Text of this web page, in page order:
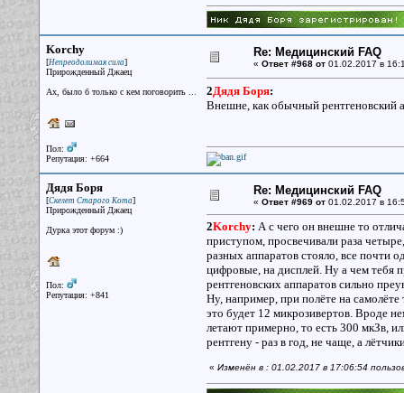
Korchy
[Непреодолимая сила]
Прирожденный Джаец
Ах, было б только с кем поговорить ...
Пол:
Репутация: +664
Re: Медицинский FAQ
« Ответ #968 от01.02.2017 в
2Дядя Боря:
Внешне, как обычный рентгеновский
Дядя Боря
[Скелет Старого Кота]
Прирожденный Джаец
Дурка этот форум :)
Пол:
Репутация: +841
Re: Медицинский FAQ
« Ответ #969 от01.02.2017 в
2Korchy: А с чего он внешне то
приступом, просвечивали раза
разных аппаратов стояло, все почти
цифровые, на дисплей. Ну а чем тебя
рентгеновских аппаратов сильно
Ну, например, при полёте на
это будет 12 микрозивертов. Вроде
летают примерно, то есть 300 мкЗв,
рентгену - раз в год, не чаще, а
« Изменён в : 01.02.2017 в 17:06:54